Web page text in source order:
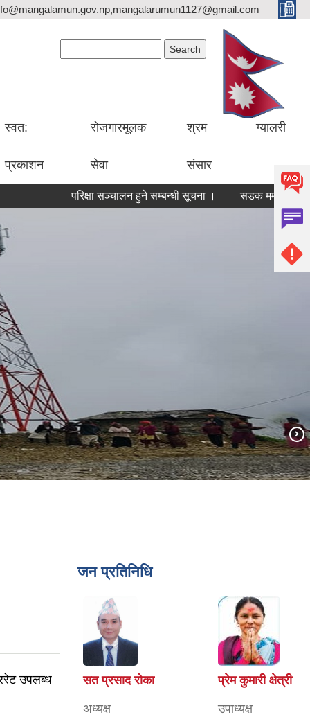
स्वत:
प्रकाशन
रोजगारमूलक
सेवा
श्रम
संसार
ग्यालरी
परिक्षा सञ्चालन हुने सम्बन्धी सूचना । सडक मर्मत कार्यका
उपलब्ध
जन प्रतिनिधि
सत प्रसाद रोका
अध्यक्ष
प्रेम कुमारी क्षेत्री
उपाध्यक्ष